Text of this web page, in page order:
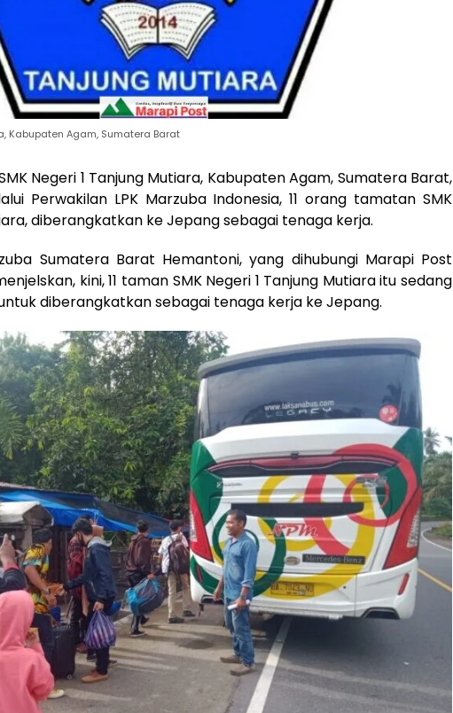
Kabupaten Agam, Sumatera Barat
Negeri 1 Tanjung Mutiara, Kabupaten Agam, Sumatera Barat,
Perwakilan LPK Marzuba Indonesia, 11 orang tamatan SMK
diberangkatkan ke Jepang sebagai tenaga kerja.
Sumatera Barat Hemantoni, yang dihubungi Marapi Post
kini, 11 taman SMK Negeri 1 Tanjung Mutiara itu sedang
diberangkatkan sebagai tenaga kerja ke Jepang.